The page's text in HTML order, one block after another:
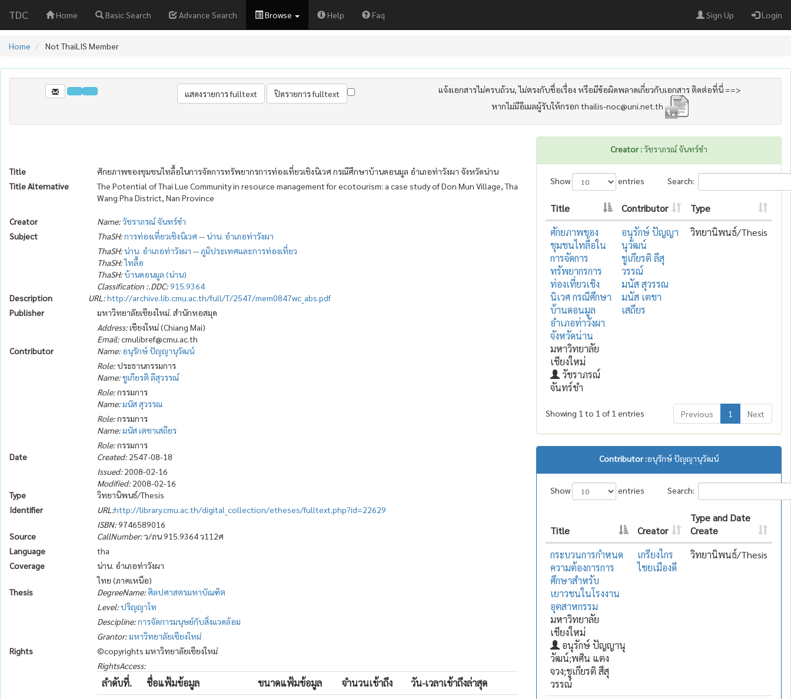
TDC Home Basic Search Advance Search Browse Help Faq Sign Up Login
Home Not ThaiLIS Member
แจ้งเอกสารไม่ครบถ้วน, ไม่ตรงกับชื่อเรื่อง หรือมีข้อผิดพลาดเกี่ยวกับเอกสาร ติดต่อที่นี่ ==>
หากไม่มีอีเมลผู้รับให้กรอก thailis-noc@uni.net.th
Title
ศักยภาพของชุมชนไทลื้อในการจัดการทรัพยากรการท่องเที่ยวเชิงนิเวศ กรณีศึกษาบ้านดอนมูล อำเภอท่าวังผา จังหวัดน่าน
Title Alternative
The Potential of Thai Lue Community in resource management for ecotourism: a case study of Don Mun Village, Tha
Wang Pha District, Nan Province
Creator Name:วัชราภรณ์ จันทร์ขำ
Subject
ThaSH:การท่องเที่ยวเชิงนิเวศ --น่าน. อำเภอท่าวังผา
ThaSH:น่าน. อำเภอท่าวังผา --ภูมิประเทศและการท่องเที่ยว
ThaSH:ไทลื้อ
ThaSH:บ้านดอนมูล (น่าน)
Classification :.DDC:915.9364
Description
URL:http://archive.lib.cmu.ac.th/full/T/2547/mem0847wc_abs.pdf
Publisher
มหาวิทยาลัยเชียงใหม่. สำนักหอสมุด
Address:เชียงใหม่ (Chiang Mai)
Email:cmulibref@cmu.ac.th
Contributor
Name: อนุรักษ์ ปัญญานุวัฒน์
Role:ประธานกรรมการ
Name:ชูเกียรติ ลีสุวรรณ์
Role:กรรมการ
Name:มนัส สุวรรณ
Role:กรรมการ
Name:มนัส เตชาเสถียร
Role:กรรมการ
Date
Created: 2547-08-18
Issued: 2008-02-16
Modified: 2008-02-16
Type
วิทยานิพนธ์/Thesis
Identifier
URL:http://library.cmu.ac.th/digital_collection/etheses/fulltext.php?id=22629
ISBN:9746589016
Source
CallNumber:ว/ภน 915.9364 ว112ศ
Language
tha
Coverage
น่าน. อำเภอท่าวังผา
ไทย (ภาคเหนือ)
Thesis
DegreeName: ศิลปศาสตรมหาบัณฑิต
Level:ปริญญาโท
Descipline:การจัดการมนุษย์กับสิ่งแวดล้อม
Grantor:มหาวิทยาลัยเชียงใหม่
Rights
©copyrights มหาวิทยาลัยเชียงใหม่
RightsAccess:
ลำดับที่. ชื่อแฟ้มข้อมูล ขนาดแฟ้มข้อมูล จำนวนเข้าถึง
วัน-เวลาเข้าถึงล่าสุด
Creator :วัชราภรณ์ จันทร์ขำ
Show entries Search:
Title Contributor
Type
ศักยภาพของ
ชุมชนไทลื้อใน
การจัดการ
ทรัพยากรการ
ท่องเที่ยวเชิง
นิเวศ กรณีศึกษา
บ้านดอนมูล
อำเภอท่าวังผา
จังหวัดน่าน
มหาวิทยาลัย
เชียงใหม่
วัชราภรณ์
จันทร์ขำ
อนุรักษ์ ปัญญา
นุวัฒน์
ชูเกียรติ ลีสุ
วรรณ์
มนัส สุวรรณ
มนัส เตชา
เสถียร
วิทยานิพนธ์/Thesis
Showing 1 to 1 of 1 entries Previous 1 Next
Contributor :อนุรักษ์ ปัญญานุวัฒน์
Show entries Search:
Title Creator
Type and Date
Create
กระบวนการกำหนด
ความต้องการการ
ศึกษาสำหรับ
เยาวชนในโรงงาน
อุตสาหกรรม
มหาวิทยาลัย
เชียงใหม่
อนุรักษ์ ปัญญานุ
วัฒน์;พศิน แตง
จวง;ชูเกียรติ สีสุ
วรรณ์
เกรียงไกร
ไชยเมืองดี
วิทยานิพนธ์/Thesis